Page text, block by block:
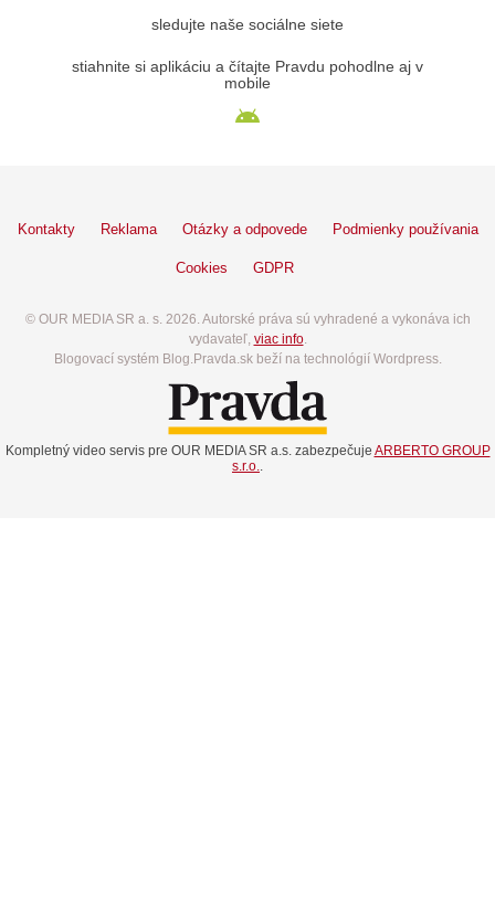
sledujte naše sociálne siete
stiahnite si aplikáciu a čítajte Pravdu pohodlne aj v
mobile
Kontakty Reklama Otázky a odpovede Podmienky používania
Cookies GDPR
© OUR MEDIA SR a. s. 2026. Autorské práva sú vyhradené a vykonáva ich
vydavateľ, viac info.
Blogovací systém Blog.Pravda.sk beží na technológií Wordpress.
Kompletný video servis pre OUR MEDIA SR a.s. zabezpečuje ARBERTO GROUP
s.r.o..